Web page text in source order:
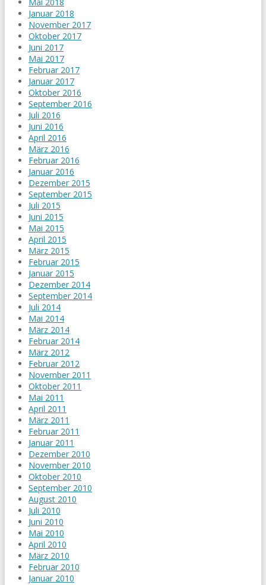
Januar 2018
November 2017
Oktober 2017
Juni 2017
Mai 2017
Februar 2017
Januar 2017
Oktober 2016
September 2016
Juli 2016
Juni 2016
April 2016
März 2016
Februar 2016
Januar 2016
Dezember 2015
September 2015
Juli 2015
Juni 2015
Mai 2015
April 2015
März 2015
Februar 2015
Januar 2015
Dezember 2014
September 2014
Juli 2014
Mai 2014
März 2014
Februar 2014
März 2012
Februar 2012
November 2011
Oktober 2011
Mai 2011
April 2011
März 2011
Februar 2011
Januar 2011
Dezember 2010
November 2010
Oktober 2010
September 2010
August 2010
Juli 2010
Juni 2010
Mai 2010
April 2010
März 2010
Februar 2010
Januar 2010